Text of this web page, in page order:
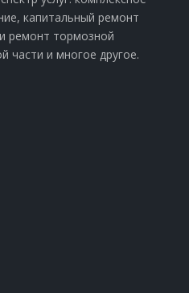
капитальный ремонт
ремонт тормозной
части и многое другое.